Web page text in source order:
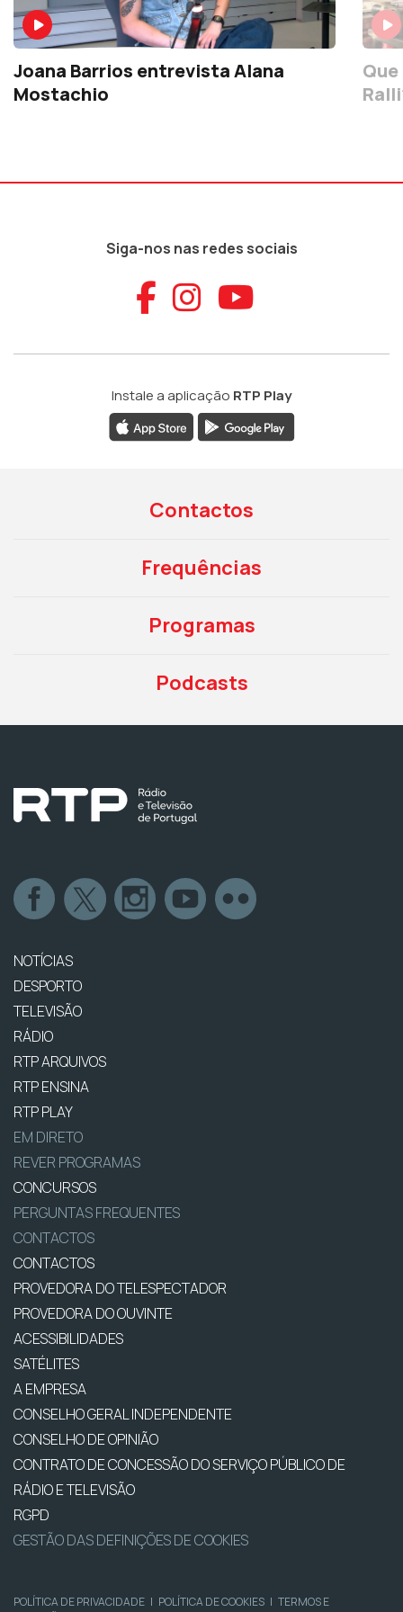
Joana Barrios entrevista Alana
Mostachio
Siga-nos nas redes sociais
Aceder ao
Aceder ao
Aceder
Instale a aplicação RTP Play
Contactos
Frequências
Programas
Podcasts
NOTÍCIAS
DESPORTO
TELEVISÃO
RÁDIO
RTP ARQUIVOS
RTP ENSINA
RTP PLAY
EM DIRETO
REVER PROGRAMAS
CONCURSOS
PERGUNTAS FREQUENTES
CONTACTOS
CONTACTOS
PROVEDORA DO TELESPECTADOR
PROVEDORA DO OUVINTE
ACESSIBILIDADES
SATÉLITES
A EMPRESA
CONSELHO GERAL INDEPENDENTE
CONSELHO DE OPINIÃO
CONTRATO DE CONCESSÃO DO SERVIÇO PÚBLICO DE
RÁDIO E TELEVISÃO
RGPD
GESTÃO DAS DEFINIÇÕES DE COOKIES
POLÍTICA DE PRIVACIDADE | POLÍTICA DE COOKIES | TERMOS E